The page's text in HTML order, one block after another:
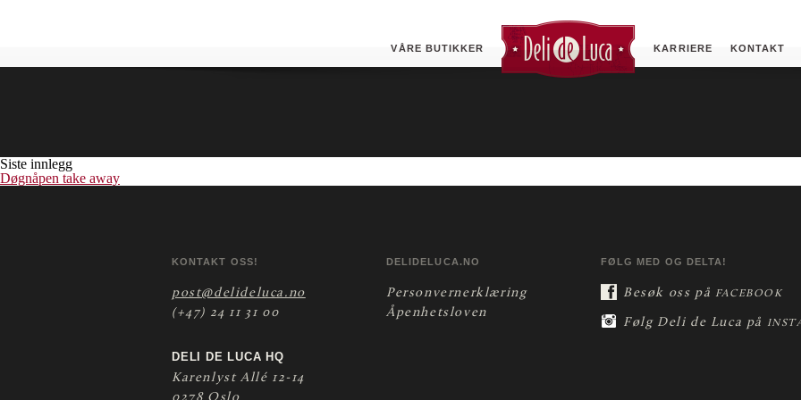
VÅRE BUTIKKER KARRIERE KONTAKT
Siste innlegg
Døgnåpen take away
KONTAKT OSS!
post@delideluca.no
(+47) 24 11 31 00
DELI DE LUCA HQ
Karenlyst Allé 12-14
DELIDELUCA.NO
Personvernerklæring
Åpenhetsloven
FØLG MED OG DELTA!
Besøk oss på FACEBOOK
Følg Deli de Luca på